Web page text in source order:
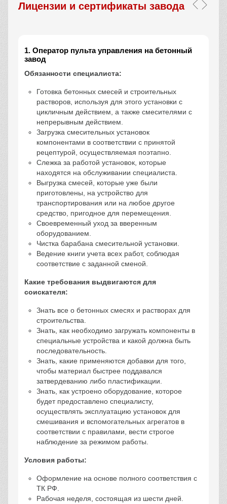
Лицензии и сертификаты завода
1. Оператор пульта управления на бетонный
завод
Обязанности специалиста:
Готовка бетонных смесей и строительных
растворов, используя для этого установки с
цикличным действием, а также смесителями с
непрерывным действием.
Загрузка смесительных установок
компонентами в соответствии с принятой
рецептурой, осуществляемая поэтапно.
Слежка за работой установок, которые
находятся на обслуживании специалиста.
Выгрузка смесей, которые уже были
приготовлены, на устройство для
транспортирования или на любое другое
средство, пригодное для перемещения.
Своевременный уход за вверенным
оборудованием.
Чистка барабана смесительной установки.
Ведение книги учета всех работ, соблюдая
соответствие с заданной сменой.
Какие требования выдвигаются для
соискателя:
Знать все о бетонных смесях и растворах для
строительства.
Знать, как необходимо загружать компоненты в
специальные устройства и какой должна быть
последовательность.
Знать, какие применяются добавки для того,
чтобы материал быстрее поддавался
затвердеванию либо пластификации.
Знать, как устроено оборудование, которое
будет предоставлено специалисту,
осуществлять эксплуатацию установок для
смешивания и вспомогательных агрегатов в
соответствии с правилами, вести строгое
наблюдение за режимом работы.
Условия работы:
Оформление на основе полного соответствия с
ТК РФ.
Рабочая неделя, состоящая из шести дней.